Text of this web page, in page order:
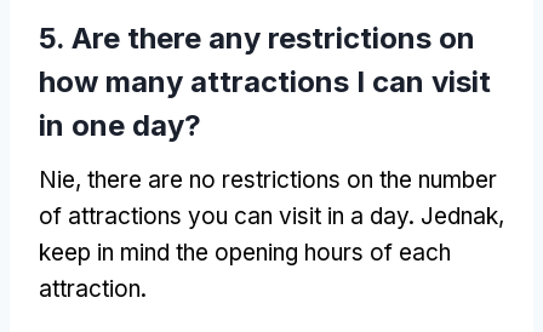
5. Are there any restrictions on
how many attractions I can visit
in one day?
Nie, there are no restrictions on the number
of attractions you can visit in a day. Jednak,
keep in mind the opening hours of each
attraction.